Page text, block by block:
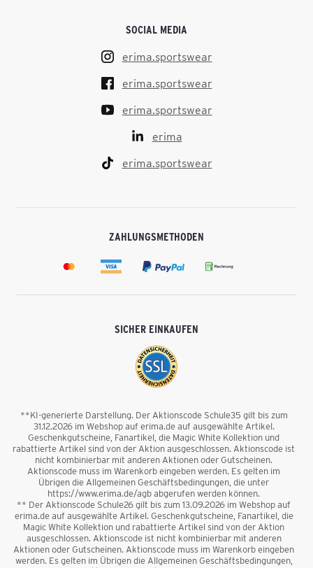
SOCIAL MEDIA
erima.sportswear
erima.sportswear
erima.sportswear
erima
erima.sportswear
ZAHLUNGSMETHODEN
SICHER EINKAUFEN
**KI-generierte Darstellung. Der Aktionscode Schule35 gilt bis zum
31.12.2026 im Webshop auf erima.de auf ausgewählte Artikel.
Geschenkgutscheine, Fanartikel, die Magic White Kollektion und
rabattierte Artikel sind von der Aktion ausgeschlossen. Aktionscode ist
nicht kombinierbar mit anderen Aktionen oder Gutscheinen.
Aktionscode muss im Warenkorb eingeben werden. Es gelten im
Übrigen die Allgemeinen Geschäftsbedingungen, die unter
https://www.erima.de/agb abgerufen werden können.
** Der Aktionscode Schule26 gilt bis zum 13.09.2026 im Webshop auf
erima.de auf ausgewählte Artikel. Geschenkgutscheine, Fanartikel, die
Magic White Kollektion und rabattierte Artikel sind von der Aktion
ausgeschlossen. Aktionscode ist nicht kombinierbar mit anderen
Aktionen oder Gutscheinen. Aktionscode muss im Warenkorb eingeben
werden. Es gelten im Übrigen die Allgemeinen Geschäftsbedingungen,